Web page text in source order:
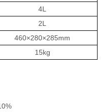
4L
2L
460×280×285mm
15kg